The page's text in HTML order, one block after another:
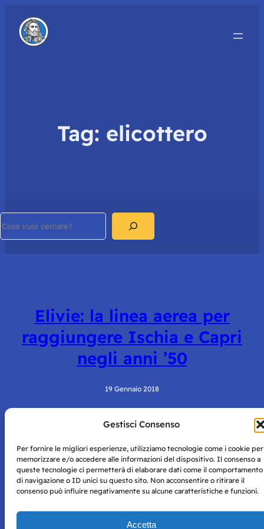
Gestisci Consenso
Per fornire le migliori esperienze, utilizziamo tecnologie come i cookie per
memorizzare e/o accedere alle informazioni del dispositivo. Il consenso a
queste tecnologie ci permetterà di elaborare dati come il comportamento
di navigazione o ID unici su questo sito. Non acconsentire o ritirare il
consenso può influire negativamente su alcune caratteristiche e funzioni.
Accetta
Tag: elicottero
Elivie: la linea aerea per
raggiungere Ischia e Capri
negli anni ’50
19 Gennaio 2018
Napoli con autorizzazione numero 38 del 25/9/2019.
Tutte le immagini e i contenuti su questo sito sono forniti